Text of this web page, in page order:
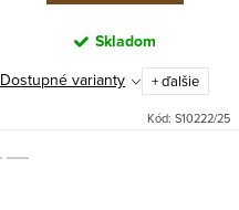
Skladom
Dostupné varianty + ďalšie
Kód: S10222/25